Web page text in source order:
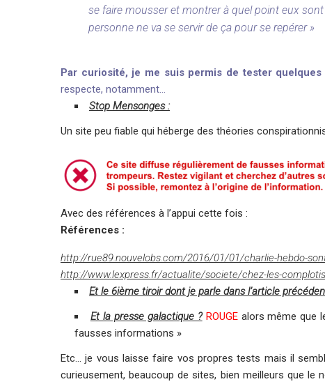
se faire mousser et montrer à quel point eux
personne ne va se servir de ça pour se repérer »
Par curiosité, je me suis permis de tester
respecte, notamment…
Stop Mensonges :
Un site peu fiable qui héberge des théories
Avec des références à l’appui cette fois :
Références :
http://rue89.nouvelobs.com/2016/01/01/charlie-hebdo-
http://www.lexpress.fr/actualite/societe/chez-les-
Et le 6ième tiroir dont je parle dans l’article
Et la presse galactique ? ROUGEalors même que
fausses informations »
Etc… je vous laisse faire vos propres tests mais il
curieusement, beaucoup de sites, bien meilleurs que